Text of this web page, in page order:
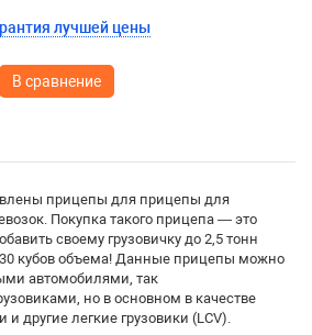
лучшей цены
В сравнение
прицепы для прицепы для
Покупка такого прицепа — это
своему грузовичку до 2,5 тонн
кубов объема! Данные прицепы можно
автомобилями, так
но в основном в качестве
и другие легкие грузовики (LCV).